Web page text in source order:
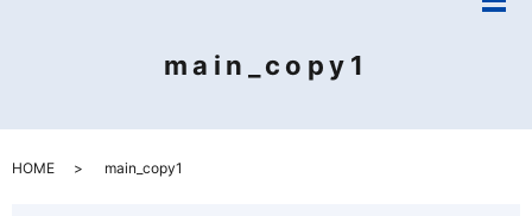
メ
main_copy1
HOME main_copy1